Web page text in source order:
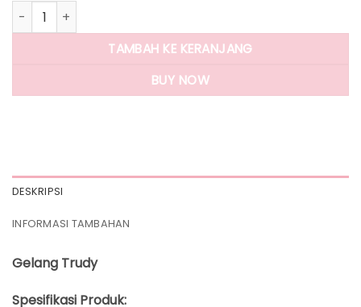
Kuantitas Panlandwoo - Gelang Tangan Stainless Wanita
TAMBAH KE KERANJANG
BUY NOW
DESKRIPSI
INFORMASI TAMBAHAN
Gelang Trudy
Spesifikasi Produk: